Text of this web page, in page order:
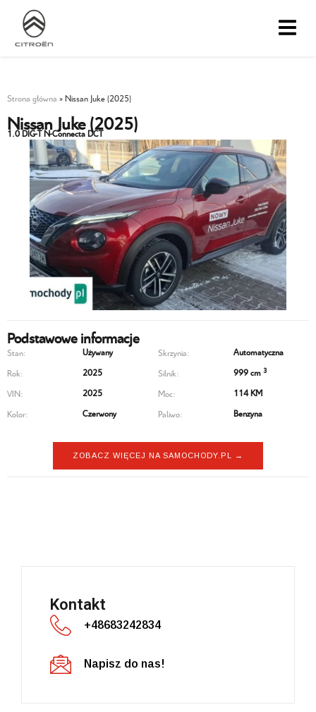
Strona główna »Nissan Juke (2025)
Nissan Juke (2025)
1.0 DIG-T N-Connecta DCT
Podstawowe informacje
Stan:
Rok:
VIN:
Kolor:
Używany
2025
2025
Czerwony
Skrzynia:
Silnik:
Moc:
Paliwo:
Automatyczna
999 cm 3
114 KM
Benzyna
ZOBACZ WIĘCEJ NA SAMOCHODY.PL →
Kontakt
+48683242834
Napisz do nas!